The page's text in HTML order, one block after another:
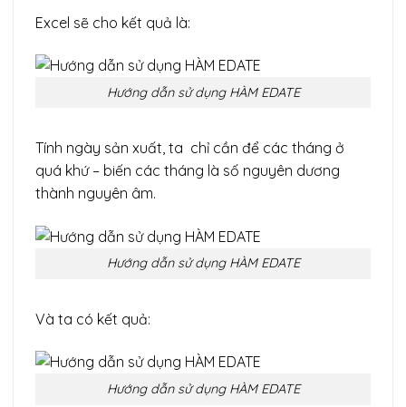
Excel sẽ cho kết quả là:
Hướng dẫn sử dụng HÀM EDATE
Tính ngày sản xuất, ta chỉ cần để các tháng ở
quá khứ – biến các tháng là số nguyên dương
thành nguyên âm.
Hướng dẫn sử dụng HÀM EDATE
Và ta có kết quả:
Hướng dẫn sử dụng HÀM EDATE